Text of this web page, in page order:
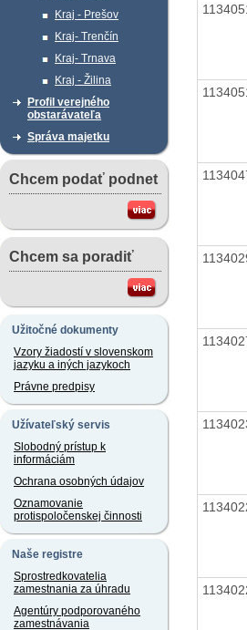
Kraj - Prešov
Kraj- Trenčín
Kraj- Trnava
Kraj - Žilina
Profil verejného
obstarávateľa
Správa majetku
Chcem podať podnet
Chcem sa poradiť
Užitočné dokumenty
Vzory žiadostí v slovenskom
jazyku a iných jazykoch
Právne predpisy
Užívateľský servis
Slobodný prístup k
informáciám
Ochrana osobných údajov
Oznamovanie
protispoločenskej činnosti
Naše registre
Sprostredkovatelia
zamestnania za úhradu
Agentúry podporovaného
zamestnávania